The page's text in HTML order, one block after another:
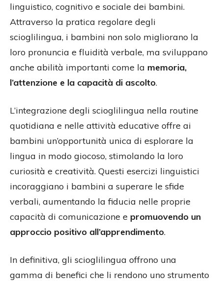
linguistico, cognitivo e sociale dei bambini.
Attraverso la pratica regolare degli
scioglilingua, i bambini non solo migliorano la
loro pronuncia e fluidità verbale, ma sviluppano
anche abilità importanti come la memoria,
l’attenzione e la capacità di ascolto.
L’integrazione degli scioglilingua nella routine
quotidiana e nelle attività educative offre ai
bambini un’opportunità unica di esplorare la
lingua in modo giocoso, stimolando la loro
curiosità e creatività. Questi esercizi linguistici
incoraggiano i bambini a superare le sfide
verbali, aumentando la fiducia nelle proprie
capacità di comunicazione e promuovendo un
approccio positivo all’apprendimento.
In definitiva, gli scioglilingua offrono una
gamma di benefici che li rendono uno strumento